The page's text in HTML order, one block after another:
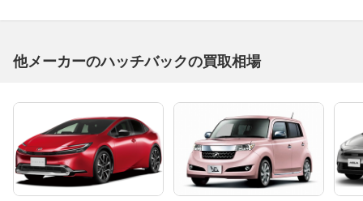
他メーカーのハッチバックの買取相場